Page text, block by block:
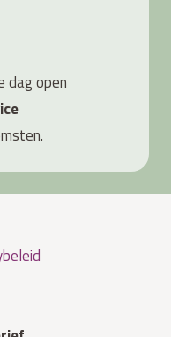
dag open